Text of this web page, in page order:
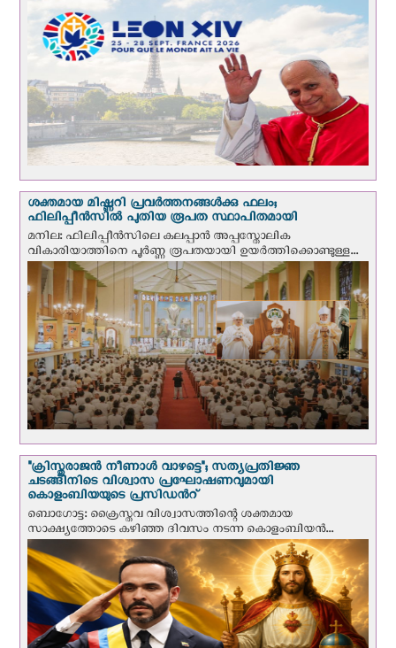
ശക്തമായ മിഷ്ണറി പ്രവർത്തനങ്ങൾക്കു ഫലം;
ഫിലിപ്പീൻസിൽ പുതിയ രൂപത സ്ഥാപിതമായി
മനില: ഫിലിപ്പീൻസിലെ കലപ്പാൻ അപ്പസ്തോലിക
വികാരിയാത്തിനെ പൂർണ്ണ രൂപതയായി ഉയർത്തിക്കൊണ്ടുള്ള...
"ക്രിസ്തുരാജന്‍ നീണാള്‍ വാഴട്ടെ"; സത്യപ്രതിജ്ഞ
ചടങ്ങിനിടെ വിശ്വാസ പ്രഘോഷണവുമായി
കൊളംബിയയുടെ പ്രസിഡന്‍റ്
ബൊഗോട്ട: ക്രൈസ്തവ വിശ്വാസത്തിന്റെ ശക്തമായ
സാക്ഷ്യത്തോടെ കഴിഞ്ഞ ദിവസം നടന്ന കൊളംബിയന്‍...